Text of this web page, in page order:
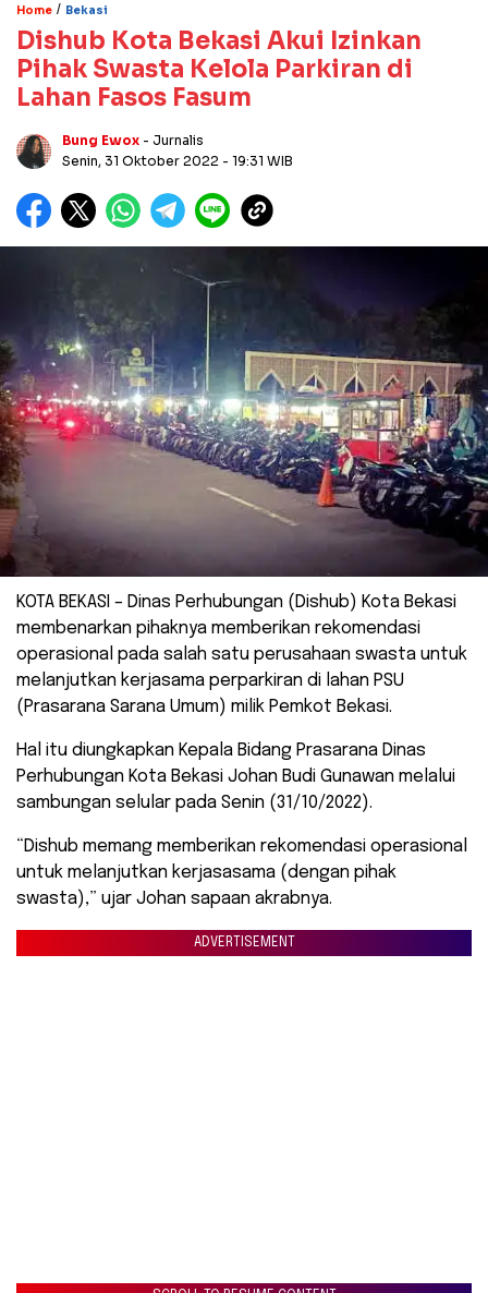
Home / Bekasi
Dishub Kota Bekasi Akui Izinkan
Pihak Swasta Kelola Parkiran di
Lahan Fasos Fasum
Bung Ewox - Jurnalis
Senin, 31 Oktober 2022 - 19:31 WIB
KOTA BEKASI – Dinas Perhubungan (Dishub) Kota Bekasi
membenarkan pihaknya memberikan rekomendasi
operasional pada salah satu perusahaan swasta untuk
melanjutkan kerjasama perparkiran di lahan PSU
(Prasarana Sarana Umum) milik Pemkot Bekasi.
Hal itu diungkapkan Kepala Bidang Prasarana Dinas
Perhubungan Kota Bekasi Johan Budi Gunawan melalui
sambungan selular pada Senin (31/10/2022).
“Dishub memang memberikan rekomendasi operasional
untuk melanjutkan kerjasasama (dengan pihak
swasta),” ujar Johan sapaan akrabnya.
ADVERTISEMENT